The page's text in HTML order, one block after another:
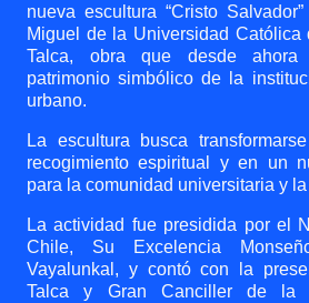
nueva escultura “Cristo
Miguel de la Universidad Católica
Talca, obra que desde ahora
patrimonio simbólico de la
urbano.
La escultura busca
recogimiento espiritual y en un
para la comunidad universitaria y
La actividad fue presidida por el
Chile, Su Excelencia
Vayalunkal, y contó con la
Talca y Gran Canciller de la